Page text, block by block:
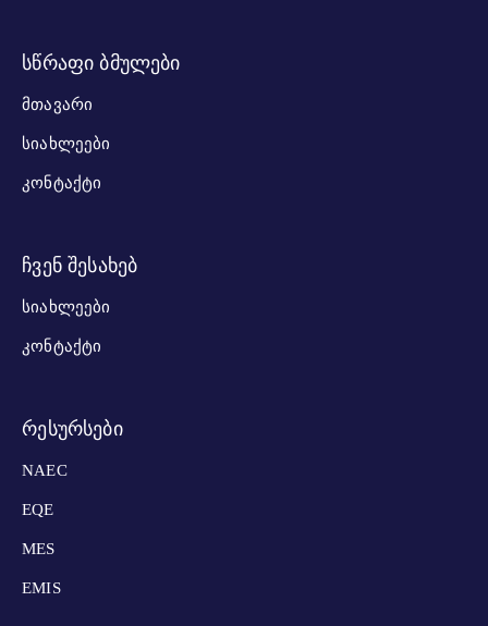
სწრაფი ბმულები
ᲛᲗᲐᲕᲐᲠᲘ
ᲡᲘᲐᲮᲚᲔᲔᲑᲘ
ᲙᲝᲜᲢᲐᲥᲢᲘ
ჩვენ შესახებ
ᲡᲘᲐᲮᲚᲔᲔᲑᲘ
ᲙᲝᲜᲢᲐᲥᲢᲘ
რესურსები
NAEC
EQE
MES
EMIS